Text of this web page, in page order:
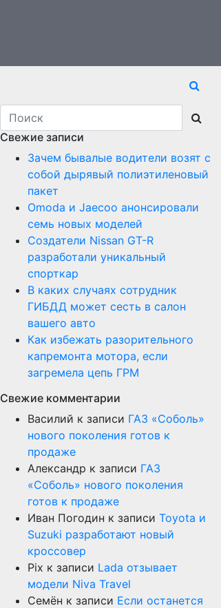
Свежие записи
Зачем бывалые водители возят с
собой дырявый полиэтиленовый
пакет
Оmoda и Jaecoo анонсировали
семь новых моделей
Создатели Nissan GT-R
разработали уникальный
спорткар
В каких случаях сотрудник
ГИБДД может сесть в салон
вашего авто
Как избежать разорительного
капремонта мотора, если
загремела цепь ГРМ
Свежие комментарии
Василий к записи ГАЗ «Соболь»
нового поколения готов к
продаже
Александр к записи ГАЗ
«Соболь» нового поколения
готов к продаже
Иван Погодин к записи Toyota и
Suzuki разработают новый
кроссовер
Pix к записи Lada отзывает
модели Niva Travel
Семён к записи Если останется